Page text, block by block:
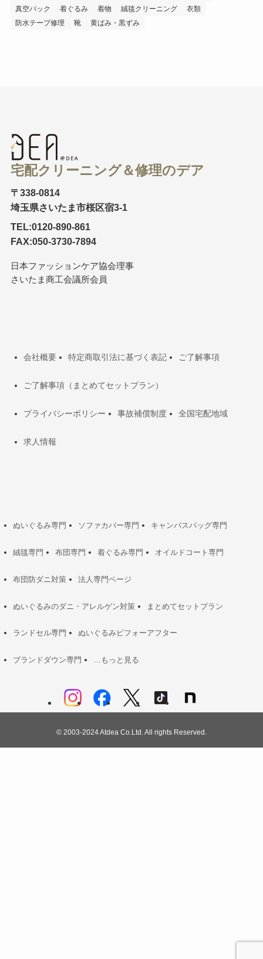
真空パック
着ぐるみ 着物 絨毯クリーニング
衣類
防水テープ修理
靴 黄ばみ・黒ずみ
宅配クリーニング＆修理のデア
〒338-0814
埼玉県さいたま市桜区宿3-1
TEL:0120-890-861
FAX:050-3730-7894
日本ファッションケア協会理事
さいたま商工会議所会員
会社概要 特定商取引法に基づく表記 ご了解事項
ご了解事項（まとめてセットプラン）
プライバシーポリシー 事故補償制度 全国宅配地域
求人情報
ぬいぐるみ専門 ソファカバー専門 キャンバスバッグ専門
絨毯専門 布団専門 着ぐるみ専門 オイルドコート専門
布団防ダニ対策 法人専門ページ
ぬいぐるみのダニ・アレルゲン対策 まとめてセットプラン
ランドセル専門 ぬいぐるみビフォーアフター
ブランドダウン専門 …もっと見る
© 2003-2024 Atdea Co.Ltd. All rights Reserved.